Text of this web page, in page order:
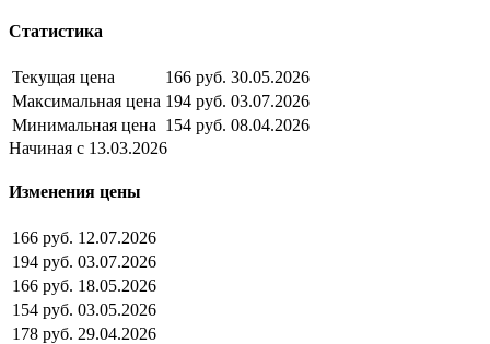
Статистика
Текущая цена 166 руб. 30.05.2026
Максимальная цена 194 руб. 03.07.2026
Минимальная цена 154 руб. 08.04.2026
Начиная с 13.03.2026
Изменения цены
166 руб. 12.07.2026
194 руб. 03.07.2026
166 руб. 18.05.2026
154 руб. 03.05.2026
178 руб. 29.04.2026